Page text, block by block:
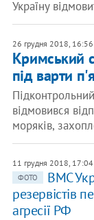
Україну
26 грудня 2018, 16:56
Кримський
під варти
відмовився
моряків,
11 грудня 2018, 17:04
ФОТО
ВМС
резервістів
агресії РФ